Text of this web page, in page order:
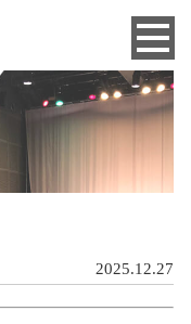
2025.12.27